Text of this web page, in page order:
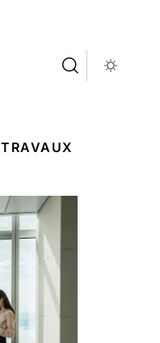
TRAVAUX